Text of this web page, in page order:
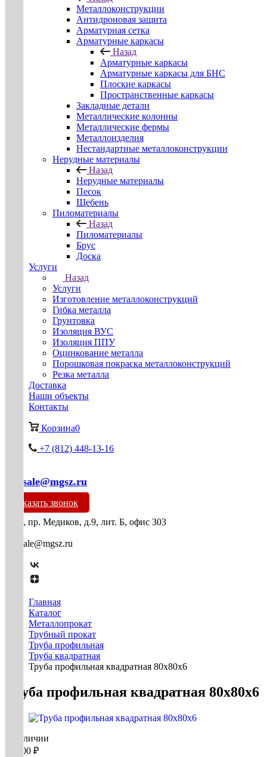
Металлоконструкции
Антидроновая защита
Арматурная сетка
Арматурные каркасы
Назад
Арматурные каркасы
Арматурные каркасы для БНС
Плоские каркасы
Пространственные каркасы
Закладные детали
Металлические колонны
Металлические фермы
Металлоизделия
Нестандартные металлоконструкции
Нерудные материалы
Назад
Нерудные материалы
Песок
Щебень
Пиломатериалы
Назад
Пиломатериалы
Брус
Доска
Услуги
Назад
Услуги
Изготовление металлоконструкций
Гибка металла
Грунтовка
Изоляция ВУС
Изоляция ППУ
Оцинкование металла
Порошковая покраска металлоконструкций
Резка металла
Доставка
Наши объекты
Контакты
Корзина0
+7 (812) 448-13-16
mg-sale@mgsz.ru
Заказать звонок
СПб, пр. Медиков, д.9, лит. Б, офис 303
mg-sale@mgsz.ru
Главная
Каталог
Металлопрокат
Трубный прокат
Труба профильная
Труба квадратная
Труба профильная квадратная 80х80х6
Труба профильная квадратная 80х80х6
В наличии
68 600 ₽